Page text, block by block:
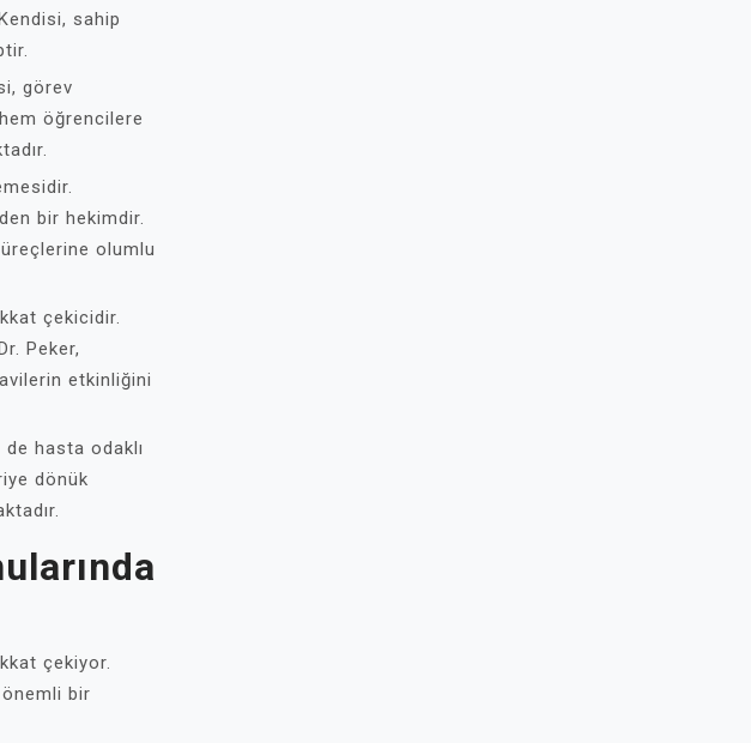
sahip
görev
öğrencilere
bir hekimdir.
olumlu
çekicidir.
Peker,
etkinliğini
de hasta odaklı
dönük
çekiyor.
bir